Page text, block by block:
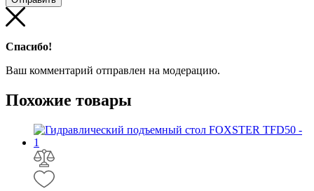
Спасибо!
Ваш комментарий отправлен на модерацию.
Похожие товары